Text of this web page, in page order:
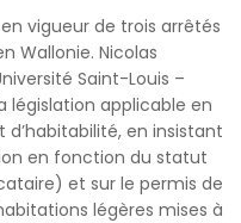
en vigueur de trois arrêtés
Wallonie. Nicolas
Saint-Louis –
législation applicable en
en insistant
en fonction du statut
et sur le permis de
légères mises à